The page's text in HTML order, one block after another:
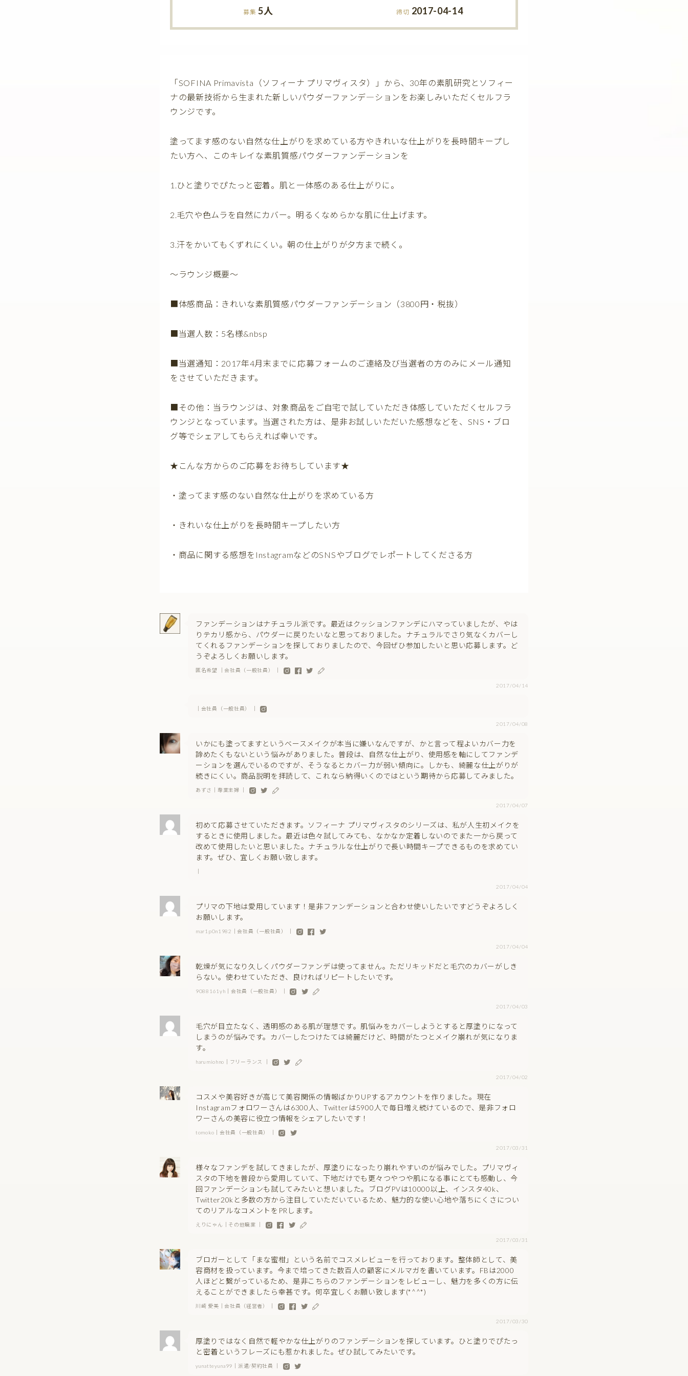
募集 5人 締切 2017-04-14
「SOFINA Primavista（ソフィーナ プリマヴィスタ）」から、30年の素肌研究とソフィー
ナの最新技術から生まれた新しいパウダーファンデ―ションをお楽しみいただくセルフラ
ウンジです。
塗ってます感のない自然な仕上がりを求めている方やきれいな仕上がりを長時間キープし
たい方へ、このキレイな素肌質感パウダーファンデーションを
1.ひと塗りでぴたっと密着。肌と一体感のある仕上がりに。
2.毛穴や色ムラを自然にカバー。明るくなめらかな肌に仕上げます。
3.汗をかいてもくずれにくい。朝の仕上がりが夕方まで続く。
〜ラウンジ概要〜
■体感商品：きれいな素肌質感パウダーファンデーション（3800円・税抜）
■当選人数：5名様&nbsp
■当選通知：2017年4月末までに応募フォームのご連絡及び当選者の方のみにメール通知
をさせていただきます。
■その他：当ラウンジは、対象商品をご自宅で試していただき体感していただくセルフラ
ウンジとなっています。当選された方は、是非お試しいただいた感想などを、SNS・ブロ
グ等でシェアしてもらえれば幸いです。
★こんな方からのご応募をお待ちしています★
・塗ってます感のない自然な仕上がりを求めている方
・きれいな仕上がりを長時間キープしたい方
・商品に関する感想をInstagramなどのSNSやブログでレポートしてくださる方
ファンデーションはナチュラル派です。最近はクッションファンデにハマっていましたが、やは
りテカリ感から、パウダーに戻りたいなと思っておりました。ナチュラルでさり気なくカバーし
てくれるファンデーションを探しておりましたので、今回ぜひ参加したいと思い応募します。ど
うぞよろしくお願いします。
匿名希望 ｜会社員（一般社員） ｜
2017/04/14
｜会社員（一般社員） ｜
2017/04/08
いかにも塗ってますというベースメイクが本当に嫌いなんですが、かと言って程よいカバー力を
諦めたくもないという悩みがありました。普段は、自然な仕上がり、使用感を軸にしてファンデ
ーションを選んでいるのですが、そうなるとカバー力が弱い傾向に。しかも、綺麗な仕上がりが
続きにくい。商品説明を拝読して、これなら納得いくのではという期待から応募してみました。
あずさ｜専業主婦 ｜
2017/04/07
初めて応募させていただきます。ソフィーナ プリマヴィスタのシリーズは、私が人生初メイクを
するときに使用しました。最近は色々試してみても、なかなか定着しないのでまた一から戻って
改めて使用したいと思いました。ナチュラルな仕上がりで長い時間キープできるものを求めてい
ます。ぜひ、宜しくお願い致します。
2017/04/04
プリマの下地は愛用しています！是非ファンデーションと合わせ使いしたいですどうぞよろしく
お願いします。
mar1p0n1982｜会社員（一般社員） ｜
2017/04/04
乾燥が気になり久しくパウダーファンデは使ってません。ただリキッドだと毛穴のカバーがしき
らない。使わせていただき、良ければリピートしたいです。
9088161yh｜会社員（一般社員） ｜
2017/04/03
毛穴が目立たなく、透明感のある肌が理想です。肌悩みをカバーしようとすると厚塗りになって
しまうのが悩みです。カバーしたつけたては綺麗だけど、時間がたつとメイク崩れが気になりま
す。
harumiohno｜フリーランス ｜
2017/04/02
コスメや美容好きが高じて美容関係の情報ばかりUPするアカウントを作りました。現在
Instagramフォロワーさんは6300人、Twitterは5900人で毎日増え続けているので、是非フォロ
ワーさんの美容に役立つ情報をシェアしたいです！
tomoko｜会社員（一般社員） ｜
2017/03/31
様々なファンデを試してきましたが、厚塗りになったり崩れやすいのが悩みでした。プリマヴィ
スタの下地を普段から愛用していて、下地だけでも更々つやつや肌になる事にとても感動し、今
回ファンデーションも試してみたいと想いました。ブログPVは10000以上、インスタ40k、
Twitter20kと多数の方から注目していただいているため、魅力的な使い心地や落ちにくさについ
てのリアルなコメントをPRします。
えりにゃん｜その他職業 ｜
2017/03/31
ブロガーとして「まな蜜柑」という名前でコスメレビューを行っております。整体師として、美
容商材を扱っています。今まで培ってきた数百人の顧客にメルマガを書いています。FBは2000
人ほどと繋がっているため、是非こちらのファンデーションをレビューし、魅力を多くの方に伝
えることができましたら幸甚です。何卒宜しくお願い致します(*^^*)
川崎 愛美｜会社員（経営者） ｜
2017/03/30
厚塗りではなく自然で軽やかな仕上がりのファンデーションを探しています。ひと塗りでぴたっ
と密着というフレーズにも惹かれました。ぜひ試してみたいです。
yunatteyuna99｜派遣/契約社員 ｜